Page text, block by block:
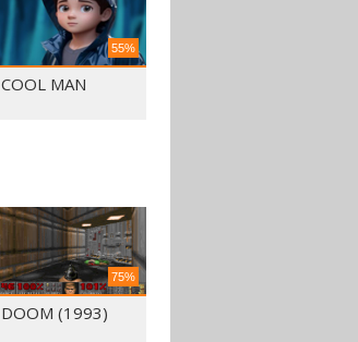
55%
COOL MAN
75%
DOOM (1993)